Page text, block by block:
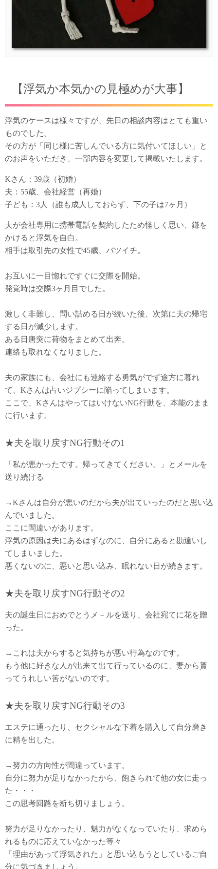
【浮気か本気かの見極めが大事】
浮気のケースは様々ですが、先日の相談内容はとても重い
ものでした。
その方が「同じ様に苦しんでいる方に気付いてほしい」と
のお声をいただき、一部内容を変更して掲載いたします。
Kさん：39歳（初婚）
夫：55歳、会社経営（再婚）
子ども：3人（誰も成人しておらず、下の子は7ヶ月）
夫が会社専用に携帯電話を契約したため怪しく思い、鎌を
かけると浮気を自白。
相手は取引先の女性で45歳、バツイチ。
お互いに一目惚れですぐに交際を開始。
発覚時は交際3ヶ月目でした。
激しく非難し、問い詰める日が続いた後、次第に夫の帰宅
する日が減少します。
ある日唐突に荷物をまとめて出奔。
連絡も取れなくなりました。
夫の家族にも、会社にも連絡する勇気がでず途方に暮れ
て、Kさんは占いジプシーに陥ってしまいます。
ここで、KさんはやってはいけないNG行動を、本能のまま
に行います。
★夫を取り戻すNG行動その1
「私が悪かったです。帰ってきてください。」とメールを
送り続ける
→Kさんは自分が悪いのだから夫が出ていったのだと思い込
んでいました。
ここに間違いがあります。
浮気の原因は夫にあるはずなのに、自分にあると勘違いし
てしまいました。
悪くないのに、悪いと思い込み、眠れない日が続きます。
★夫を取り戻すNG行動その2
夫の誕生日におめでとうメ－ルを送り、会社宛てに花を贈
った。
→これは夫からすると気持ちが悪い行為なのです。
もう他に好きな人が出来て出て行っているのに、妻から貰
ってうれしい筈がないのです。
★夫を取り戻すNG行動その3
エステに通ったり、セクシャルな下着を購入して自分磨き
に精を出した。
→努力の方向性が間違っています。
自分に努力が足りなかったから、飽きられて他の女に走っ
た・・・
この思考回路を断ち切りましょう。
努力が足りなかったり、魅力がなくなっていたり、求めら
れるものに応えていなかった等々
「理由があって浮気された」と思い込もうとしているご自
分に気づきましょう。